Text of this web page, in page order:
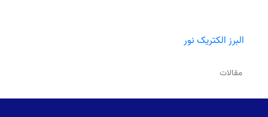
البرز الکتریک نور
مقالات